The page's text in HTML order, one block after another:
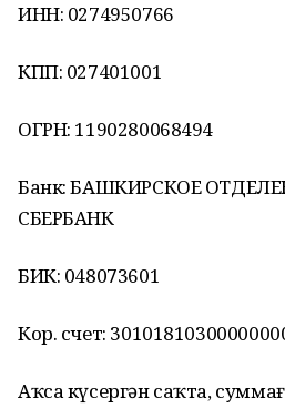
ИНН: 0274950766
КПП: 027401001
ОГРН: 1190280068494
Банк: БАШКИРСКОЕ
СБЕРБАНК
БИК: 048073601
Кор. счет:
Аҡса күсергән саҡта,